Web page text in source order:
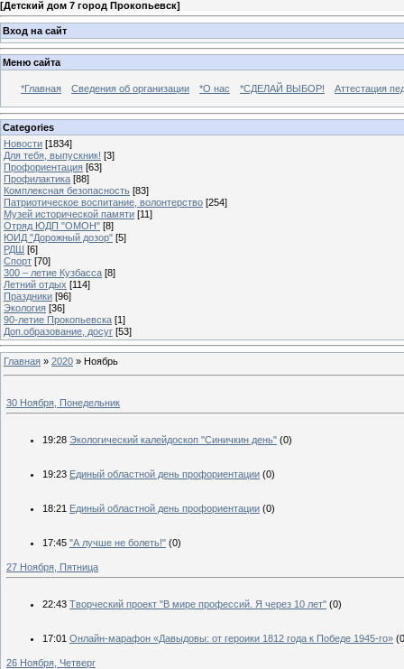
[Детский дом 7 город Прокопьевск]
Вход на сайт
Меню сайта
*Главная Сведения об организации *О нас *СДЕЛАЙ ВЫБОР! Аттестация
Categories
Новости [1834]
Для тебя, выпускник! [3]
Профориентация [63]
Профилактика [88]
Комплексная безопасность [83]
Патриотическое воспитание, волонтерство [254]
Музей исторической памяти [11]
Отряд ЮДП "ОМОН" [8]
ЮИД "Дорожный дозор" [5]
РДШ [6]
Спорт [70]
300 – летие Кузбасса [8]
Летний отдых [114]
Праздники [96]
Экология [36]
90-летие Прокопьевска [1]
Доп.образование, досуг [53]
Главная » 2020 » Ноябрь
30 Ноября, Понедельник
19:28 Экологический калейдоскоп "Синичкин день" (0)
19:23 Единый областной день профориентации (0)
18:21 Единый областной день профориентации (0)
17:45 "А лучше не болеть!" (0)
27 Ноября, Пятница
22:43 Творческий проект "В мире профессий. Я через 10 лет" (0)
17:01 Онлайн-марафон «Давыдовы: от героики 1812 года к Победе 1945-го»
26 Ноября, Четверг